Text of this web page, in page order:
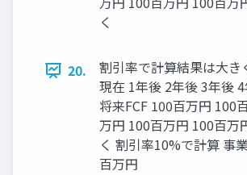
く
20.
割引率で計算結果は大き
現在 1年後 2年後 3年後
将来FCF 100百万円 100
万円 100百万円 100百万
く 割引率10%で計算 事
百万円